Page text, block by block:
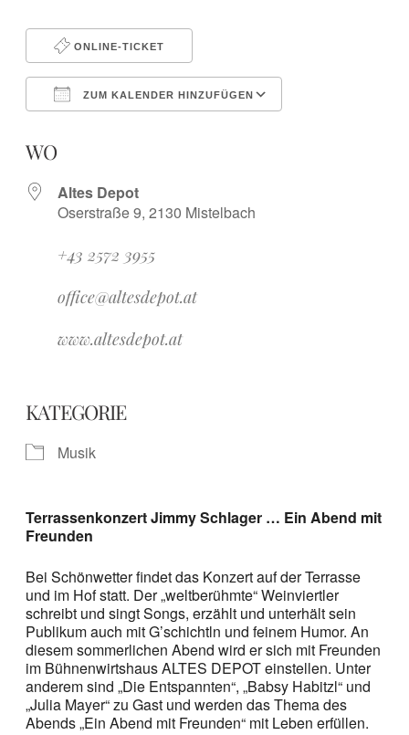
ONLINE-TICKET
ZUM KALENDER HINZUFÜGEN
WO
Altes Depot
Oserstraße 9, 2130 Mistelbach
+43 2572 3955
office@altesdepot.at
www.altesdepot.at
KATEGORIE
Musik
Terrassenkonzert Jimmy Schlager … Ein Abend mit
Freunden
Bei Schönwetter findet das Konzert auf der Terrasse
und im Hof statt. Der „weltberühmte“ Weinviertler
schreibt und singt Songs, erzählt und unterhält sein
Publikum auch mit G’schichtln und feinem Humor. An
diesem sommerlichen Abend wird er sich mit Freunden
im Bühnenwirtshaus ALTES DEPOT einstellen. Unter
anderem sind „Die Entspannten“, „Babsy Habitzl“ und
„Julia Mayer“ zu Gast und werden das Thema des
Abends „Ein Abend mit Freunden“ mit Leben erfüllen.